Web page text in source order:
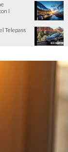
i
Telepass